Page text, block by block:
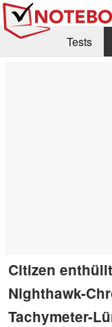
Tests
Citizen
Nighthawk-
Tachymeter-